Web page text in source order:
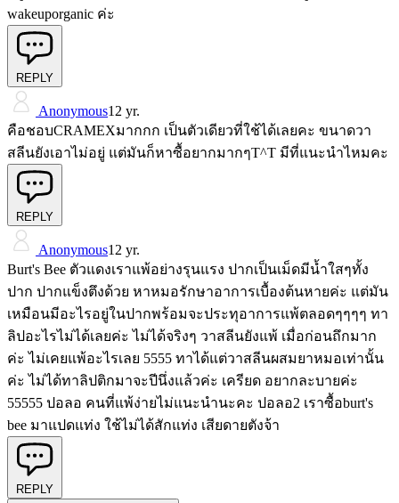
wakeuporganic ค่ะ
REPLY
Anonymous12 yr.
คือชอบCRAMEXมากกก เป็นตัวเดียวที่ใช้ได้เลยคะ ขนาดวา
สลีนยังเอาไม่อยู่ แต่มันก็หาซื้อยากมากๆT^T มีที่แนะนำไหมคะ
REPLY
Anonymous12 yr.
Burt's Bee ตัวแดงเราแพ้อย่างรุนแรง ปากเป็นเม็ดมีน้ำใสๆทั้ง
ปาก ปากแข็งตึงด้วย หาหมอรักษาอาการเบื้องต้นหายค่ะ แต่มัน
เหมือนมีอะไรอยู่ในปากพร้อมจะประทุอาการแพ้ตลอดๆๆๆๆ ทา
ลิปอะไรไม่ได้เลยค่ะ ไม่ได้จริงๆ วาสลีนยังแพ้ เมื่อก่อนถึกมาก
ค่ะ ไม่เคยแพ้อะไรเลย 5555 ทาได้แต่วาสลีนผสมยาหมอเท่านั้น
ค่ะ ไม่ได้ทาลิปติกมาจะปีนึ่งแล้วค่ะ เครียด อยากละบายค่ะ
55555 ปอลอ คนที่แพ้ง่ายไม่แนะนำนะคะ ปอลอ2 เราซื้อburt's
bee มาแปดแท่ง ใช้ไม่ได้สักแท่ง เสียดายตังจ้า
REPLY